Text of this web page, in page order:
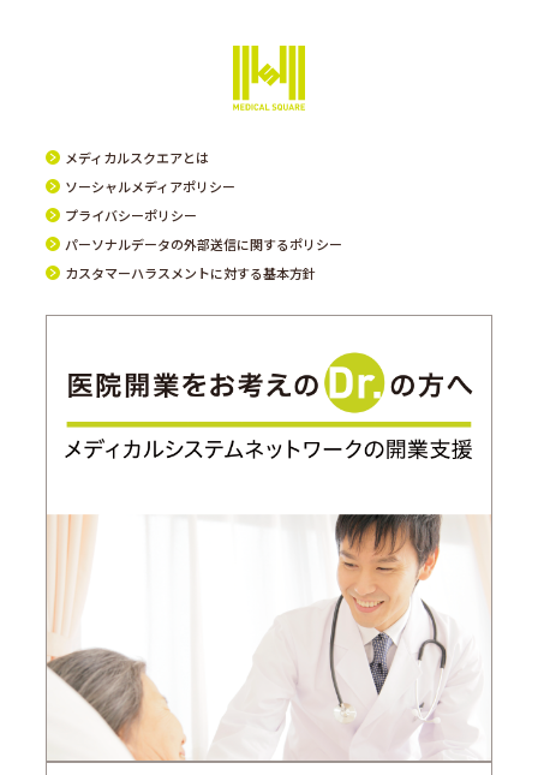
メディカルスクエアとは
ソーシャルメディアポリシー
プライバシーポリシー
パーソナルデータの外部送信に関するポリシー
カスタマーハラスメントに対する基本方針